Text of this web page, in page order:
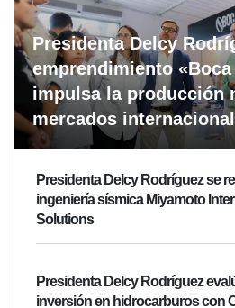
Presidenta Delcy
emprendimiento «Boca
impulsa la producción
mercados
Presidenta Delcy Rodríguez se
ingeniería sísmica Miyamoto
Solutions
Presidenta Delcy Rodríguez
inversión en hidrocarburos con